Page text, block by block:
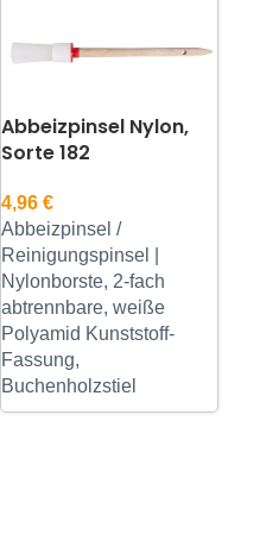
Abbeizpinsel Nylon,
Sorte 182
4,96 €
Abbeizpinsel /
Reinigungspinsel |
Nylonborste, 2-fach
abtrennbare, weiße
Polyamid Kunststoff-
Fassung,
Buchenholzstiel